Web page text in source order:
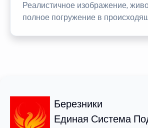
Реалистичное изображение,
полное погружение в
Березники
Единая Система